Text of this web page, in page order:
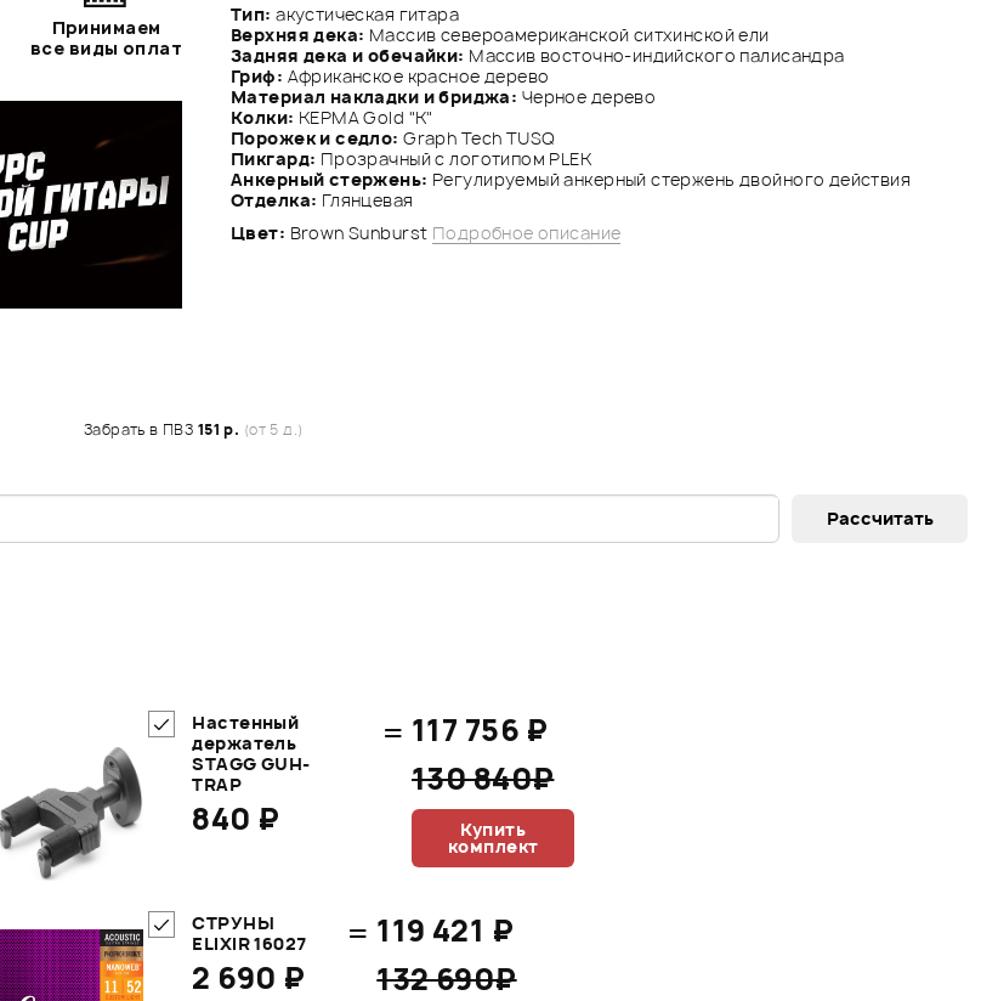
Тип:акустическая гитара
Верхняя дека: Массив североамериканской ситхинской ели
Задняя дека и обечайки: Массив восточно-индийского палисандра
Гриф: Африканское красное дерево
Материал накладки и бриджа: Черное дерево
Колки: KEPMA Gold "K"
Порожек и седло: Graph Tech TUSQ
Пикгард: Прозрачный с логотипом PLEK
Анкерный стержень: Регулируемый анкерный стержень двойного действия
Отделка: Глянцевая
Цвет: Brown Sunburst Подробное описание
Принимаем
все виды оплат
Забрать в ПВЗ 151 р. (от 5 д.)
Настенный
держатель
STAGG GUH-
TRAP
840 ₽
= 117 756 ₽
130 840₽
Купить
комплект
СТРУНЫ
ELIXIR 16027
2 690 ₽
= 119 421 ₽
132 690₽